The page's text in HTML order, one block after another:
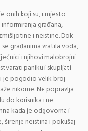
onih koji su, umjesto
građana,
i neistine. Dok
građanima vratila voda,
i njihovi malobrojni
paniku i skupljati
je pogodio velik broj
nikome. Ne popravlja
do korisnika i ne
kada je odgovorna i
širenje neistina i pokušaj